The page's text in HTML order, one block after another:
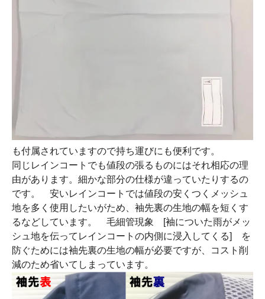
も付属されていますので持ち運びにも便利です。
同じレインコートでも値段の張るものにはそれ相応の理
由があります。細かな部分の仕様が違っていたりするの
です。 安いレインコートでは値段の安くつくメッシュ
地を多く使用したいがため、袖先裏の生地の幅を短くす
るなどしています。 毛細管現象 [袖についた雨がメッ
シュ地を伝ってレインコートの内側に浸入してくる] を
防ぐためには袖先裏の生地の幅が必要ですが、コスト削
減のため省いてしまっています。